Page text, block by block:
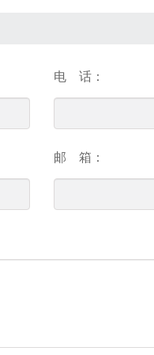
电 话：
邮 箱：